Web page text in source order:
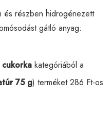
és részben hidrogénezett
gátló anyag:
cukorka kategóriából a
75 g) terméket 286 Ft-os